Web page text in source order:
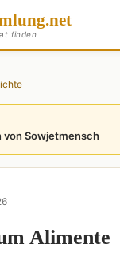
.net
finden
von Sowjetmensch
Alimente